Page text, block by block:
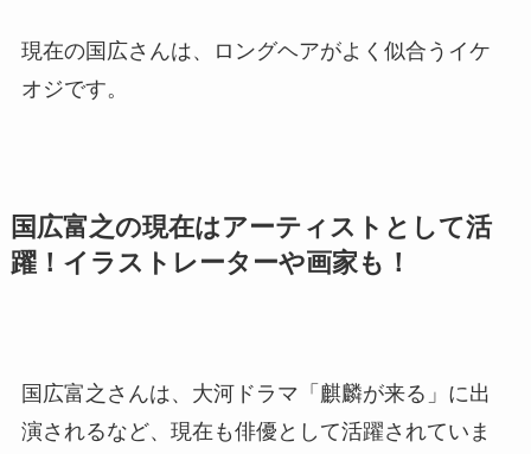
現在の国広さんは、ロングヘアがよく似合うイケ
オジです。
国広富之の現在はアーティストとして活
躍！イラストレーターや画家も！
国広富之さんは、大河ドラマ「麒麟が来る」に出
演されるなど、現在も俳優として活躍されていま